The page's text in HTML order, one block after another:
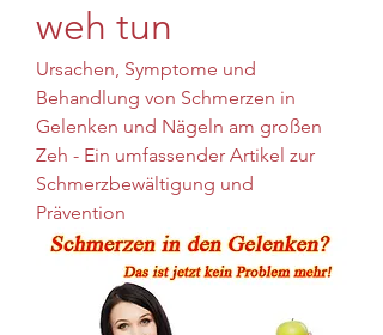
weh tun
Ursachen, Symptome und
Behandlung von Schmerzen in
Gelenken und Nägeln am großen
Zeh - Ein umfassender Artikel zur
Schmerzbewältigung und
Prävention